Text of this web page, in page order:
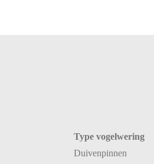
Type vogelwering
Duivenpinnen